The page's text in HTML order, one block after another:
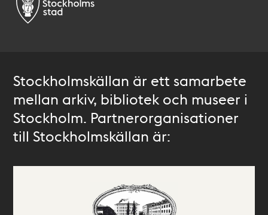
Stockholmskällan är ett samarbete
mellan arkiv, bibliotek och museer i
Stockholm. Partnerorganisationer
till Stockholmskällan är: